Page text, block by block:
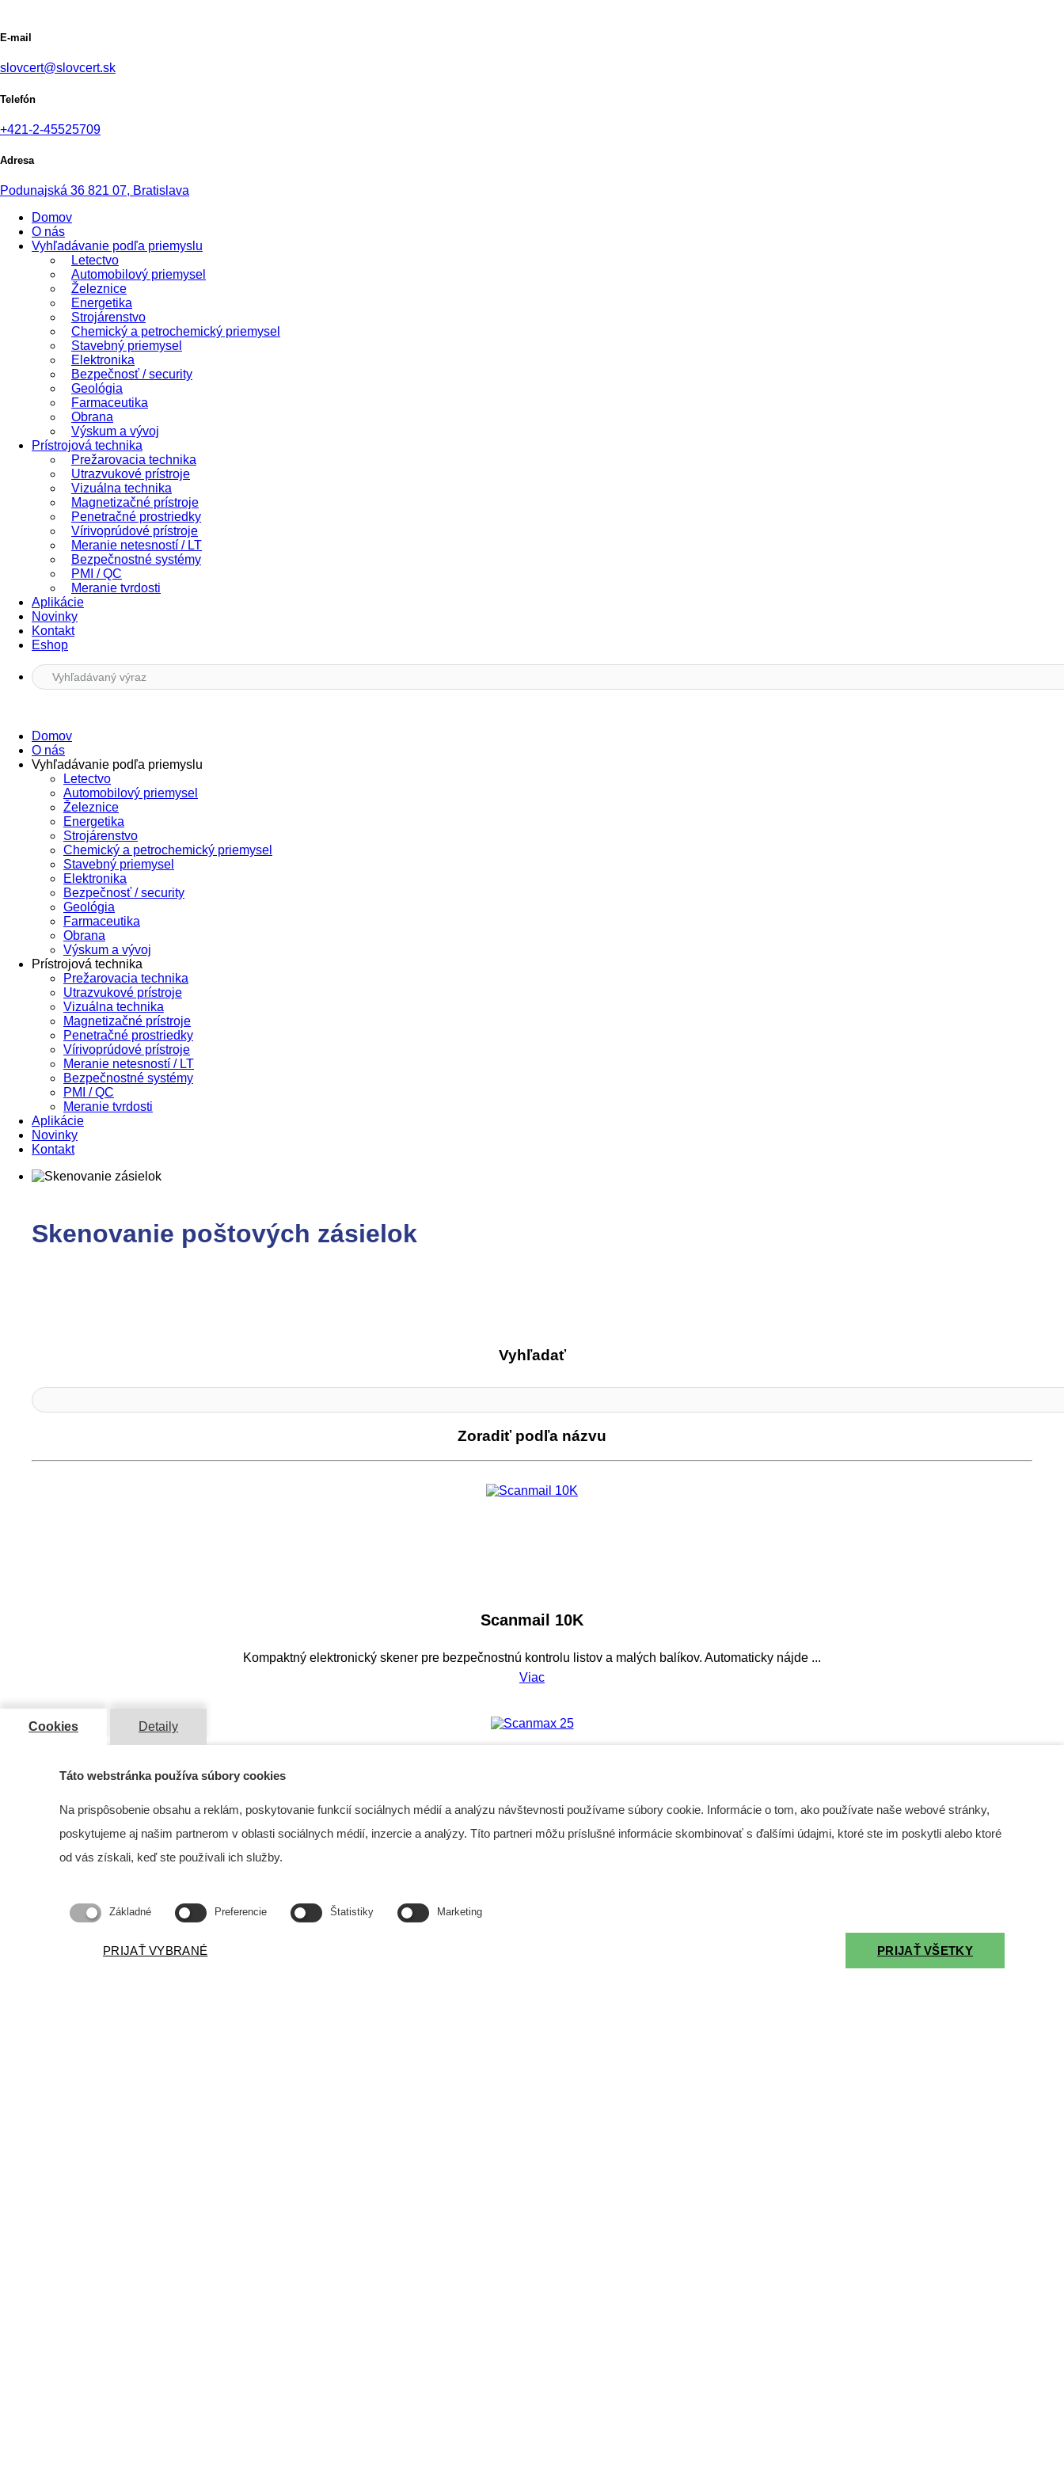
E-mail
slovcert@slovcert.sk
Telefón
+421-2-45525709
Adresa
Podunajská 36 821 07, Bratislava
Domov
O nás
Vyhľadávanie podľa priemyslu
Letectvo
Automobilový priemysel
Železnice
Energetika
Strojárenstvo
Chemický a petrochemický priemysel
Stavebný priemysel
Elektronika
Bezpečnosť / security
Geológia
Farmaceutika
Obrana
Výskum a vývoj
Prístrojová technika
Prežarovacia technika
Utrazvukové prístroje
Vizuálna technika
Magnetizačné prístroje
Penetračné prostriedky
Vírivoprúdové prístroje
Meranie netesností / LT
Bezpečnostné systémy
PMI / QC
Meranie tvrdosti
Aplikácie
Novinky
Kontakt
Eshop
Domov
O nás
Vyhľadávanie podľa priemyslu
Letectvo
Automobilový priemysel
Železnice
Energetika
Strojárenstvo
Chemický a petrochemický priemysel
Stavebný priemysel
Elektronika
Bezpečnosť / security
Geológia
Farmaceutika
Obrana
Výskum a vývoj
Prístrojová technika
Prežarovacia technika
Utrazvukové prístroje
Vizuálna technika
Magnetizačné prístroje
Penetračné prostriedky
Vírivoprúdové prístroje
Meranie netesností / LT
Bezpečnostné systémy
PMI / QC
Meranie tvrdosti
Aplikácie
Novinky
Kontakt
Skenovanie poštových zásielok
Vyhľadať
Zoradiť podľa názvu
Scanmail 10K
Kompaktný elektronický skener pre bezpečnostnú kontrolu listov a malých balíkov. Automaticky nájde ...
Viac
Cookies Detaily
Táto webstránka používa súbory cookies
Na prispôsobenie obsahu a reklám, poskytovanie funkcií sociálnych médií a analýzu návštevnosti používame súbory cookie. Informácie o tom, ako používate naše webové stránky,
poskytujeme aj našim partnerom v oblasti sociálnych médií, inzercie a analýzy. Títo partneri môžu príslušné informácie skombinovať s ďalšími údajmi, ktoré ste im poskytli alebo ktoré
od vás získali, keď ste používali ich služby.
Základné Preferencie Štatistiky Marketing
PRIJAŤ VYBRANÉ PRIJAŤ VŠETKY